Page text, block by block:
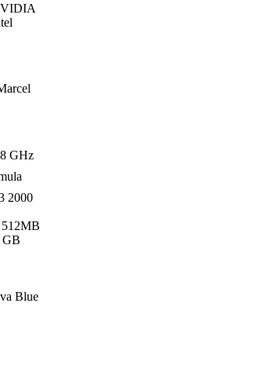
GHz
2000
GB
Blue